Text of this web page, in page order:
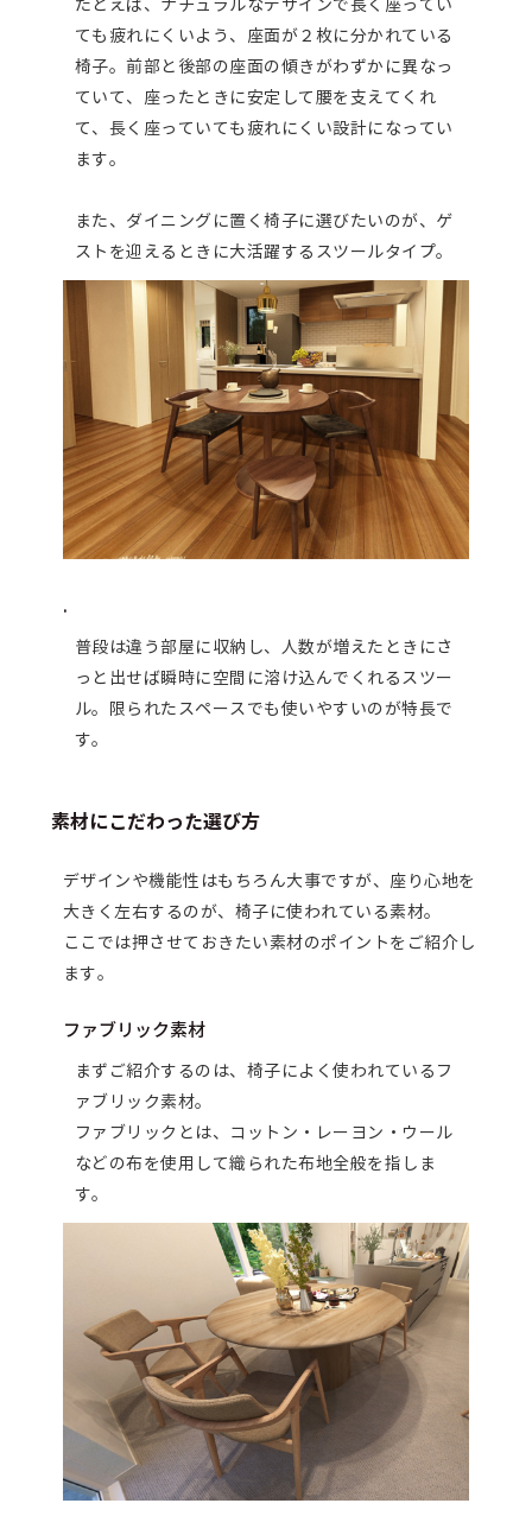
たとえば、ナチュラルなデザインで長く座ってい
ても疲れにくいよう、座面が２枚に分かれている
椅子。前部と後部の座面の傾きがわずかに異なっ
ていて、座ったときに安定して腰を支えてくれ
て、長く座っていても疲れにくい設計になってい
ます。
また、ダイニングに置く椅子に選びたいのが、ゲ
ストを迎えるときに大活躍するスツールタイプ。
.
普段は違う部屋に収納し、人数が増えたときにさ
っと出せば瞬時に空間に溶け込んでくれるスツー
ル。限られたスペースでも使いやすいのが特長で
す。
素材にこだわった選び方
デザインや機能性はもちろん大事ですが、座り心地を
大きく左右するのが、椅子に使われている素材。
ここでは押させておきたい素材のポイントをご紹介し
ます。
ファブリック素材
まずご紹介するのは、椅子によく使われているフ
ァブリック素材。
ファブリックとは、コットン・レーヨン・ウール
などの布を使用して織られた布地全般を指しま
す。